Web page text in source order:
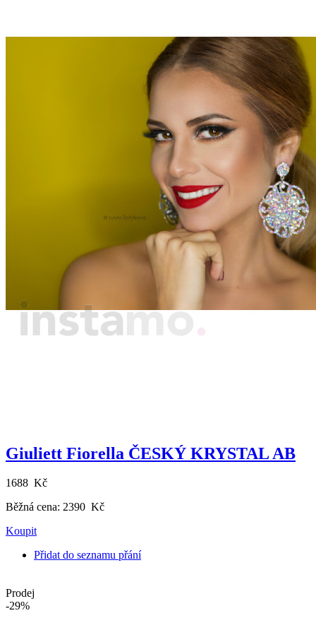
Giuliett Fiorella ČESKÝ KRYSTAL AB
1688 Kč
Běžná cena: 2390 Kč
Koupit
Přidat do seznamu přání
Prodej
-29%